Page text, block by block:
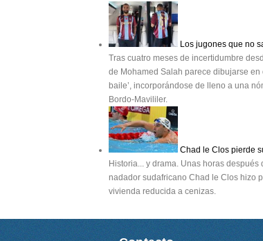
Los jugones que no
Tras cuatro meses de incertidumbre
de Mohamed Salah parece dibujarse en
baile’, incorporándose de lleno a una
Bordo-Mavililer.
Chad le Clos pierde
Historia... y drama. Unas horas
nadador sudafricano Chad le Clos hizo
vivienda reducida a cenizas.